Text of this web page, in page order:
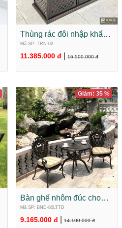
Thùng rác đôi nhập khẩu
hợp kim nhôm đúc cao
cấp TRN-02
Mã SP: TRN-02
11.385.000 đ 16.500.000 đ
Bàn ghế nhôm đúc cho
ban công, quán cafe hình
tròn D80
Mã SP: BND-80LTTD
9.165.000 đ 14.100.000 đ
Giảm: 35 %